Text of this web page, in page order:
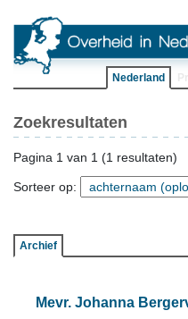
Nederland
Zoekresultaten
Pagina 1 van 1 (1 resultaten)
Sorteer op:
Archief
Mevr. Johanna